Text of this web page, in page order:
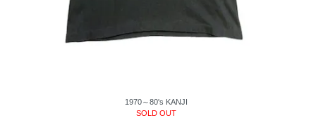
1970～80's KANJI
SOLD OUT